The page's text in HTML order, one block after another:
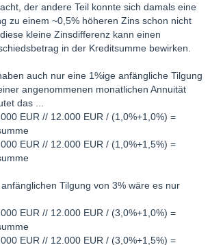
der andere Teil konnte sich damals eine
zu einem ~0,5% höheren Zins schon nicht
kleine Zinsdifferenz kann einen
in der Kreditsumme bewirken.
auch nur eine 1%ige anfängliche Tilgung
angenommenen monatlichen Annuität
das ...
EUR // 12.000 EUR / (1,0%+1,0%) =
EUR // 12.000 EUR / (1,0%+1,5%) =
Tilgung von 3% wäre es nur
EUR // 12.000 EUR / (3,0%+1,0%) =
EUR // 12.000 EUR / (3,0%+1,5%) =